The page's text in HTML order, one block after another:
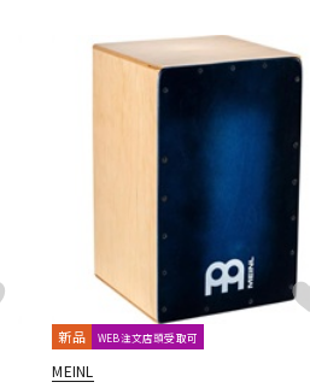
楽器 アンプ
ーディン 配信/ライブ
新品 WEB注文店頭受取可
MEINL